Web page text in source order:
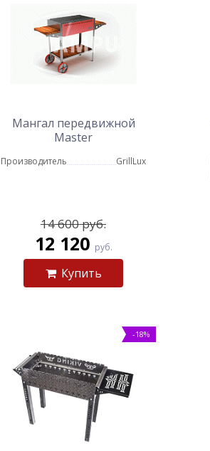
Мангал передвижной
Master
Производитель GrillLux
14 600 руб.
12 120 руб.
Купить
-18%